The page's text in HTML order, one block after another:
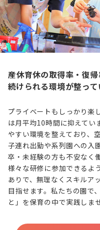
産休育休の取得率・復
続けられる環境が整って
プライベートもしっかり楽
は月平均10時間に抑えてい
やすい環境を整えており、
子連れ出勤や系列園への入
卒・未経験の方も不安なく
様々な研修に参加できるよ
ありで、無理なくスキルア
目指せます。私たちの園で
と」を保育の中で実践しま